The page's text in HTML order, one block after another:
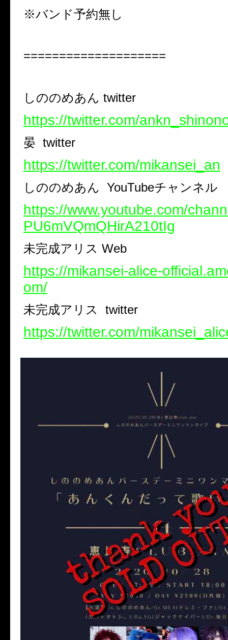
※バンド予約無し
====================
しののめあん twitter
https://twitter.com/
晏 twitter
https://twitter.com/mikansei_an
しののめあん YouTubeチャンネル
https://www.youtube.com/
PU6mVQmQHirA210tIg
未完成アリス Web
https://mikansei-alice-
om/
未完成アリス twitter
https://twitter.com/